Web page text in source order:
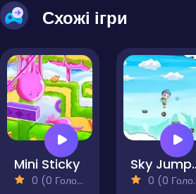
Схожі ігри
Mini Sticky
0 (0 Голосів)
Sky
0 (0 Голосів)